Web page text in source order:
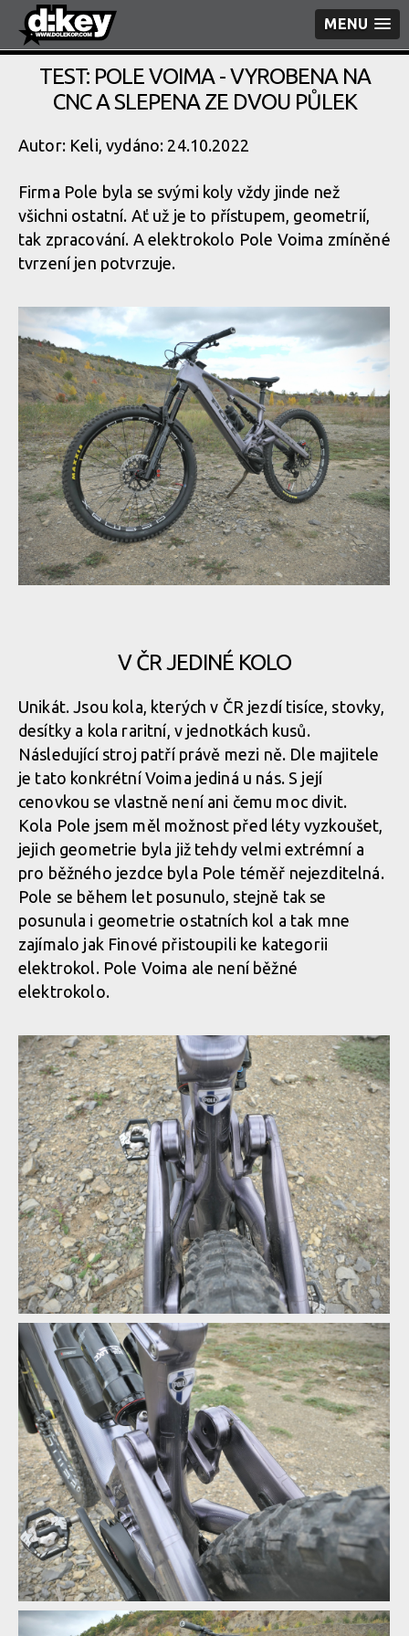
MENU
TEST: POLE VOIMA - VYROBENA NA
CNC A SLEPENA ZE DVOU PŮLEK
Autor: Keli, vydáno: 24.10.2022
Firma Pole byla se svými koly vždy jinde než
všichni ostatní. Ať už je to přístupem, geometrií,
tak zpracování. A elektrokolo Pole Voima zmíněné
tvrzení jen potvrzuje.
Voima ve finštině znamená síla
Voima ve finštině znamená síla
Voima ve finštině znamená síla
Voima ve finštině znamená síla
Voima ve finštině znamená síla
Voima ve finštině znamená síla
Voima ve finštině znamená síla
Voima ve finštině znamená síla
Voima ve finštině znamená síla
V ČR JEDINÉ KOLO
Unikát. Jsou kola, kterých v ČR jezdí tisíce, stovky,
desítky a kola raritní, v jednotkách kusů.
Následující stroj patří právě mezi ně. Dle majitele
je tato konkrétní Voima jediná u nás. S její
cenovkou se vlastně není ani čemu moc divit.
Kola Pole jsem měl možnost před léty vyzkoušet,
jejich geometrie byla již tehdy velmi extrémní a
pro běžného jezdce byla Pole téměř nejezditelná.
Pole se během let posunulo, stejně tak se
posunula i geometrie ostatních kol a tak mne
zajímalo jak Finové přistoupili ke kategorii
elektrokol. Pole Voima ale není běžné
elektrokolo.
Za dvojicí předních vahadel se skrývá přepákování tlumiče
Za dvojicí předních vahadel se skrývá přepákování tlumiče
Za dvojicí předních vahadel se skrývá přepákování tlumiče
Za dvojicí předních vahadel se skrývá přepákování tlumiče
Za dvojicí předních vahadel se skrývá přepákování tlumiče
To je ona vidlička jdoucí k spodnímu čepu tlumiče